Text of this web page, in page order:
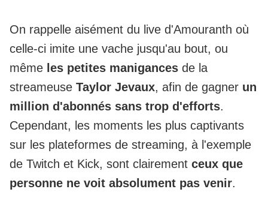
On rappelle aisément du live d'Amouranth où
celle-ci imite une vache jusqu'au bout, ou
même les petites manigances de la
streameuse Taylor Jevaux, afin de gagner un
million d'abonnés sans trop d'efforts.
Cependant, les moments les plus captivants
sur les plateformes de streaming, à l'exemple
de Twitch et Kick, sont clairement ceux que
personne ne voit absolument pas venir.